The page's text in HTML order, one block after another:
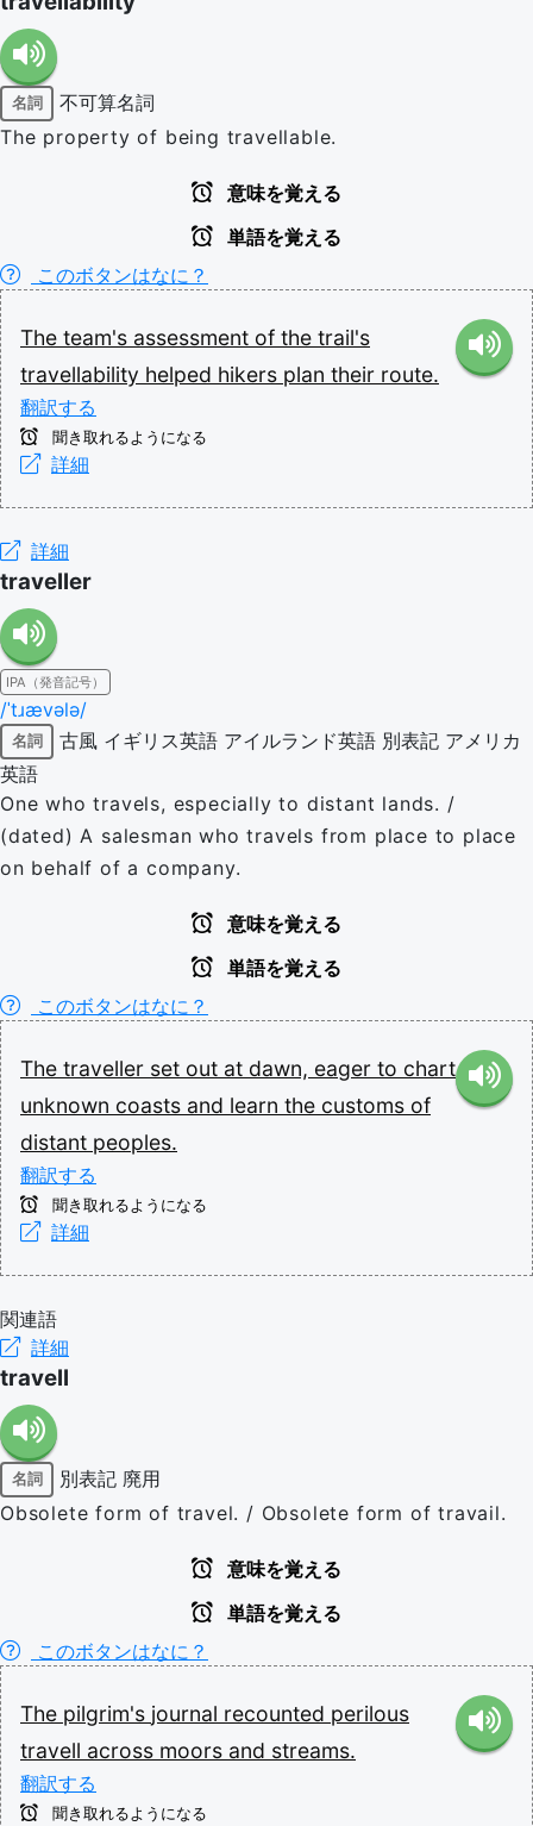
名詞
不可算名詞
The property of being travellable.
意味を覚える
単語を覚える
このボタンはなに？
The team's assessment of the trail's
travellability helped hikers plan their route.
翻訳する
聞き取れるようになる
詳細
詳細
traveller
IPA（発音記号）
/ˈtɹævələ/
名詞 古風 イギリス英語 アイルランド英語 別表記 アメリカ
英語
One who travels, especially to distant lands. /
(dated) A salesman who travels from place to place
on behalf of a company.
意味を覚える
単語を覚える
このボタンはなに？
The traveller set out at dawn, eager to chart
unknown coasts and learn the customs of
distant peoples.
翻訳する
聞き取れるようになる
詳細
関連語
詳細
travell
名詞 別表記 廃用
Obsolete form of travel. / Obsolete form of travail.
意味を覚える
単語を覚える
このボタンはなに？
The pilgrim's journal recounted perilous
travell across moors and streams.
翻訳する
聞き取れるようになる